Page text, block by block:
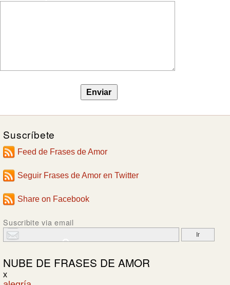
Suscríbete
Feed de Frases de Amor
Seguir Frases de Amor en Twitter
Share on Facebook
Suscribite via email
NUBE DE FRASES DE AMOR
x